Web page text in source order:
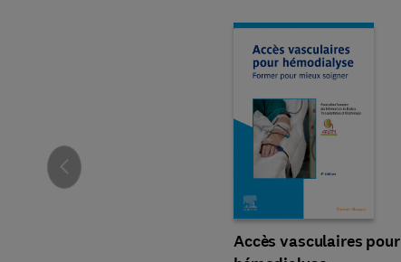
Accès vasculaires pour
Slide